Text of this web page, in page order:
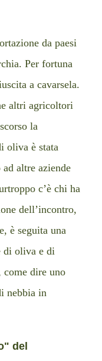
da paesi
Per fortuna
a cavarsela.
altri agricoltori
la
oliva è stata
altre aziende
c’è chi ha
dell’incontro,
è seguita una
di oliva e di
dire uno
nebbia in
del